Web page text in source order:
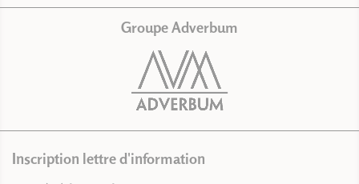
Groupe Adverbum
Inscription lettre d'information